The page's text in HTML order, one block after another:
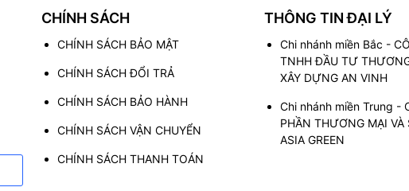
CHÍNH SÁCH
CHÍNH SÁCH BẢO MẬT
CHÍNH SÁCH ĐỔI TRẢ
CHÍNH SÁCH BẢO HÀNH
CHÍNH SÁCH VẬN CHUYỂN
CHÍNH SÁCH THANH TOÁN
THÔNG TIN ĐẠI LÝ
Chi nhánh miền Bắc -
TNHH ĐẦU TƯ
XÂY DỰNG AN VINH
Chi nhánh miền Trung -
PHẦN THƯƠNG MẠI VÀ
ASIA GREEN